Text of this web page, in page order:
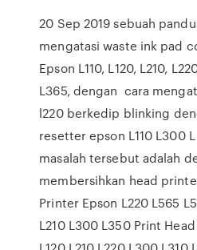
20 Sep 2019 sebuah
mengatasi waste ink pad
Epson L110, L120, L210,
L365, dengan cara
l220 berkedip blinking
resetter epson L110 L300
masalah tersebut adalah
membersihkan head
Printer Epson L220 L565
L210 L300 L350 Print